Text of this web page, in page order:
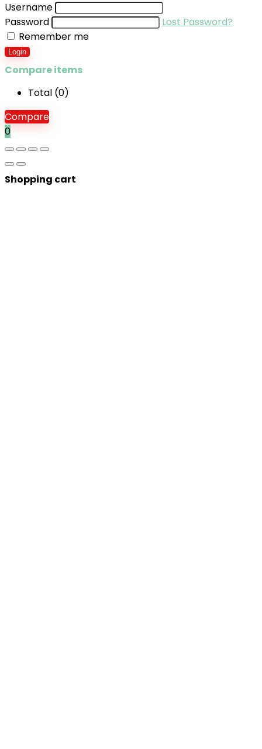
Username
Password
Lost Password?
Remember me
Login
Compare items
Total (0)
Compare
0
Shopping cart